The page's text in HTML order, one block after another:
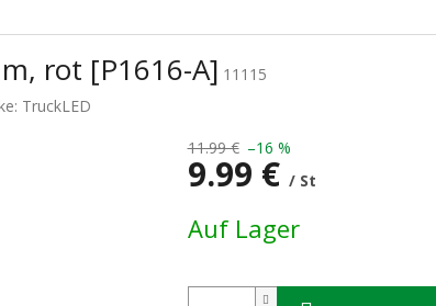
rot [P1616-A] 11115
TruckLED
11.99 € –16 %
9.99 € / St
Auf Lager